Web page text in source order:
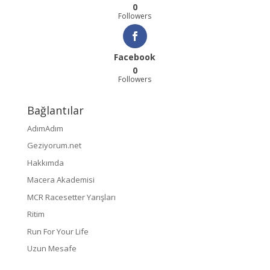
0
Followers
Facebook
0
Followers
Bağlantılar
AdımAdım
Geziyorum.net
Hakkımda
Macera Akademisi
MCR Racesetter Yarışları
Ritim
Run For Your Life
Uzun Mesafe